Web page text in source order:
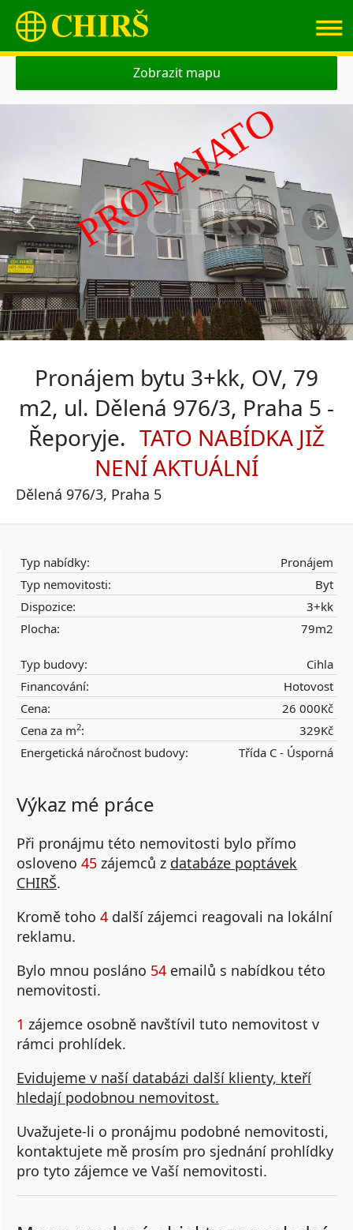
≡
Zobrazit mapu
PRONAJATO
Pronájem bytu 3+kk, OV, 79
m2, ul. Dělená 976/3, Praha 5 -
Řeporyje.
Dělená 976/3, Praha 5
Typ nabídky:
Pronájem
Typ nemovitosti:
Byt
Dispozice:
3+kk
Plocha:
79m2
Typ budovy:
Cihla
Financování:
Hotovost
Cena:
26 000Kč
Cena za m2:
329Kč
Energetická náročnost budovy:
Třída C - Úsporná
Výkaz mé práce
Při pronájmu této nemovitosti bylo přímo
osloveno 45 zájemců z databáze poptávek
CHIRŠ.
Kromě toho 4 další zájemci reagovali na lokální
reklamu.
Bylo mnou posláno 54 emailů s nabídkou této
nemovitosti.
1 zájemce osobně navštívil tuto nemovitost v
rámci prohlídek.
Evidujeme v naší databázi další klienty, kteří
hledají podobnou nemovitost.
Uvažujete-li o pronájmu podobné nemovitosti,
kontaktujete mě prosím pro sjednání prohlídky
pro tyto zájemce ve Vaší nemovitosti.